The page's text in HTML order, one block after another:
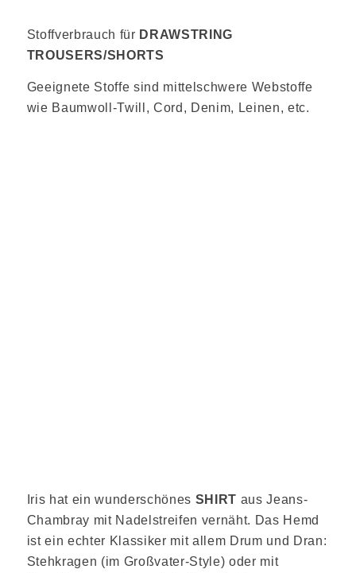
Stoffverbrauch für DRAWSTRING
TROUSERS/SHORTS
Geeignete Stoffe sind mittelschwere Webstoffe
wie Baumwoll-Twill, Cord, Denim, Leinen, etc.
Iris hat ein wunderschönes SHIRT aus Jeans-
Chambray mit Nadelstreifen vernäht. Das Hemd
ist ein echter Klassiker mit allem Drum und Dran:
Stehkragen (im Großvater-Style) oder mit